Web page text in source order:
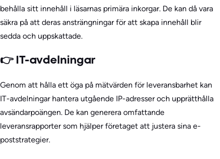
behålla sitt innehåll i läsarnas primära inkorgar. De kan då vara
säkra på att deras ansträngningar för att skapa innehåll blir
sedda och uppskattade.
👉 IT-avdelningar
Genom att hålla ett öga på mätvärden för leveransbarhet kan
IT-avdelningar hantera utgående IP-adresser och upprätthålla
avsändarpoängen. De kan generera omfattande
leveransrapporter som hjälper företaget att justera sina e-
poststrategier.